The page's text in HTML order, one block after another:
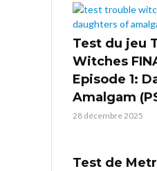
Test du jeu
Witches
Episode 1:
Amalgam
28 décembre 2025
Test de